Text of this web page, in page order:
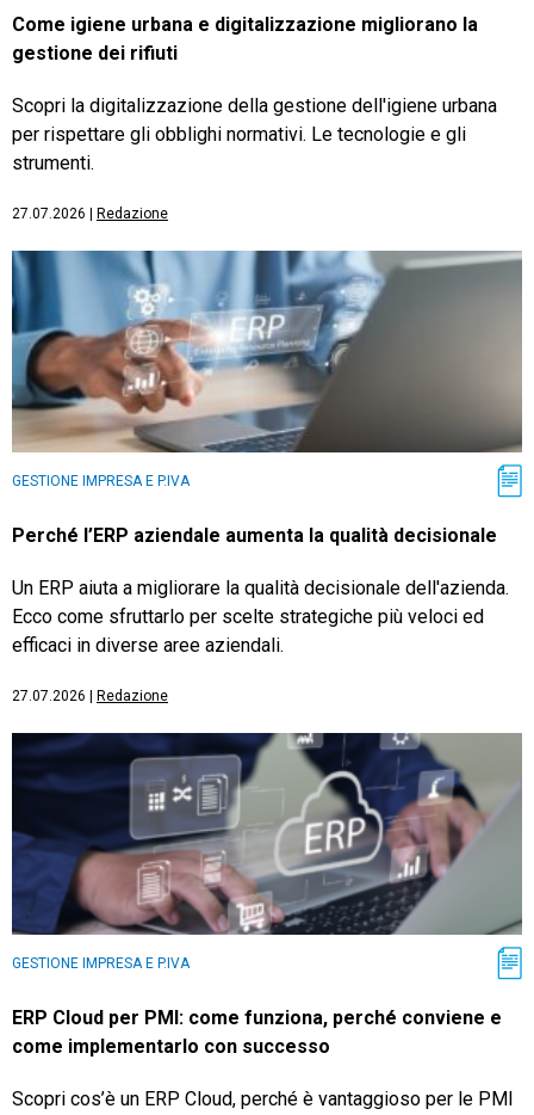
Come igiene urbana e digitalizzazione migliorano la
gestione dei rifiuti
Scopri la digitalizzazione della gestione dell'igiene urbana
per rispettare gli obblighi normativi. Le tecnologie e gli
strumenti.
27.07.2026 Redazione
GESTIONE IMPRESA E P.IVA
Perché l’ERP aziendale aumenta la qualità decisionale
Un ERP aiuta a migliorare la qualità decisionale dell'azienda.
Ecco come sfruttarlo per scelte strategiche più veloci ed
efficaci in diverse aree aziendali.
27.07.2026 Redazione
GESTIONE IMPRESA E P.IVA
ERP Cloud per PMI: come funziona, perché conviene e
come implementarlo con successo
Scopri cos’è un ERP Cloud, perché è vantaggioso per le PMI